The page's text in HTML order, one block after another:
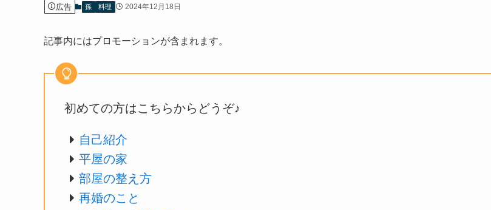
広告 孫 料理 2024年12月18日
記事内にはプロモーションが含まれます。
初めての方はこちらからどうぞ♪
自己紹介
平屋の家
部屋の整え方
再婚のこと